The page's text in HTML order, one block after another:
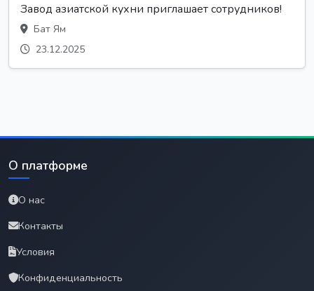
Завод азиатской кухни приглашает сотрудников!
Бат Ям
23.12.2025
О платформе
О нас
Контакты
Условия
Конфиденциальность